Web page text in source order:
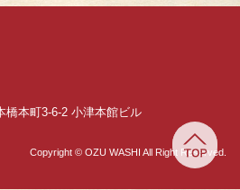
橋本町3-6-2 小津本館ビル
Copyright © OZU WASHI All Right Reserved.